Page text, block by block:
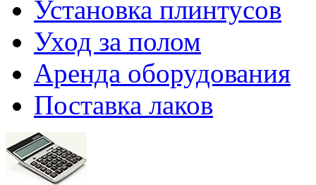
Установка плинтусов
Уход за полом
Аренда оборудования
Поставка лаков